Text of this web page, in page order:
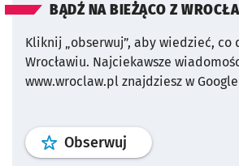
BĄDŹ NA BIEŻĄCO Z
Kliknij „obserwuj”, aby wiedzieć, co
Wrocławiu. Najciekawsze
www.wroclaw.pl znajdziesz w
Obserwuj profil